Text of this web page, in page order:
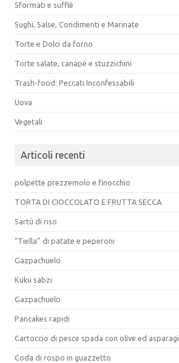
Sformati e sufflè
Sughi, Salse, Condimenti e Marinate
Torte e Dolci da forno
Torte salate, canapé e stuzzichini
Trash-food: Peccati Inconfessabili
Uova
Vegetali
Articoli recenti
polpette prezzemolo e finocchio
TORTA DI CIOCCOLATO E FRUTTA SECCA
Sartù di riso
“Tiella” di patate e peperoni
Gazpachuelo
Kuku sabzi
Gazpachuelo
Pancakes rapidi
Cartoccio di pesce spada con olive ed asparagi
Coda di rospo in guazzetto